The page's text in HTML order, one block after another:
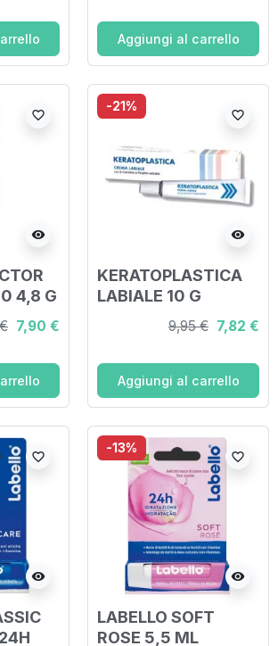
Aggiungi al carrello
visibility
favorite_border
4,8 G
7,90 €
-21%
visibility
favorite_border
KERATOPLASTICA
LABIALE 10 G
9,95 € 7,82 €
Aggiungi al carrello
visibility
favorite_border
-13%
visibility
favorite_border
LABELLO SOFT
ROSE 5,5 ML